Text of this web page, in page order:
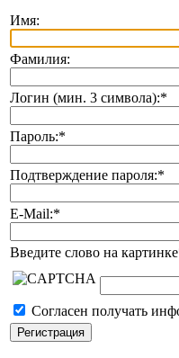
Имя:
Фамилия:
Логин (мин. 3 символа):*
Пароль:*
Подтверждение пароля:*
E-Mail:*
Введите слово на картинке
Согласен получать